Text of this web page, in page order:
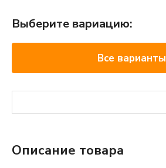
Выберите вариацию:
Все варианты
Описание товара